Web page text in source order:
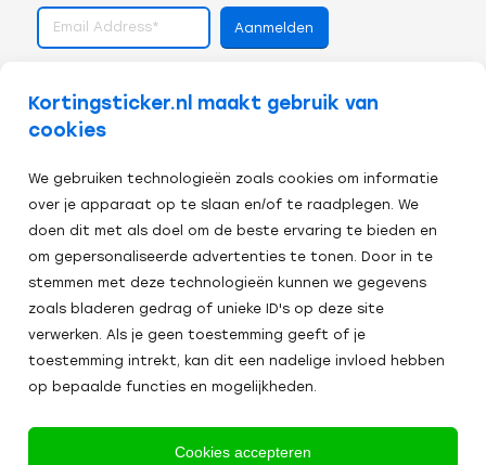
Kortingsticker.nl maakt gebruik van
cookies
We gebruiken technologieën zoals cookies om informatie
over je apparaat op te slaan en/of te raadplegen. We
doen dit met als doel om de beste ervaring te bieden en
om gepersonaliseerde advertenties te tonen. Door in te
stemmen met deze technologieën kunnen we gegevens
zoals bladeren gedrag of unieke ID's op deze site
verwerken. Als je geen toestemming geeft of je
toestemming intrekt, kan dit een nadelige invloed hebben
op bepaalde functies en mogelijkheden.
Cookies accepteren
Veilig afrekenen: